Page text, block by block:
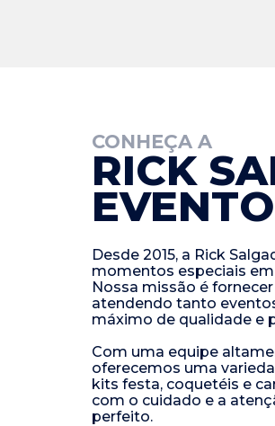
CONHEÇA A
RICK
Desde 2015, a Rick
momentos especiais
Nossa missão é
atendendo tanto
máximo de qualidade e
Com uma equipe
oferecemos uma
kits festa, coquetéis e
com o cuidado e a
perfeito.